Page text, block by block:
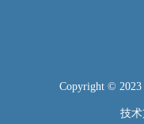
Copyright © 2023
技术